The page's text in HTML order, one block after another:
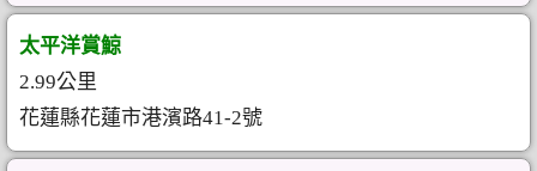
太平洋賞鯨
2.99公里
花蓮縣花蓮市港濱路41-2號